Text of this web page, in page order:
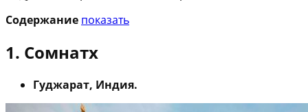
Содержание показать
1. Сомнатх
Гуджарат, Индия.